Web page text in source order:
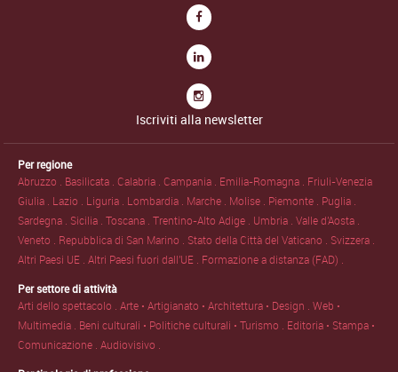
Iscriviti alla newsletter
Per regione
Abruzzo . Basilicata .Calabria .Campania . Emilia-Romagna . Friuli-Venezia
Giulia . Lazio . Liguria . Lombardia . Marche . Molise . Piemonte . Puglia .
Sardegna . Sicilia .Toscana .Trentino-Alto Adige . Umbria .Valle d'Aosta .
Veneto . Repubblica di San Marino . Stato della Città del Vaticano . Svizzera .
Altri Paesi UE .Altri Paesi fuori dall'UE . Formazione a distanza (FAD) .
Per settore di attività
Arti dello spettacolo .Arte • Artigianato • Architettura • Design .Web •
Multimedia . Beni culturali • Politiche culturali • Turismo . Editoria • Stampa •
Comunicazione .Audiovisivo .